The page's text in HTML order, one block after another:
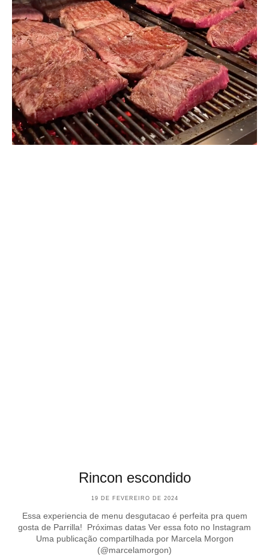
Rincon escondido
19 DE FEVEREIRO DE 2024
Essa experiencia de menu desgutacao é perfeita pra quem
gosta de Parrilla! Próximas datas Ver essa foto no Instagram
Uma publicação compartilhada por Marcela Morgon
(@marcelamorgon)